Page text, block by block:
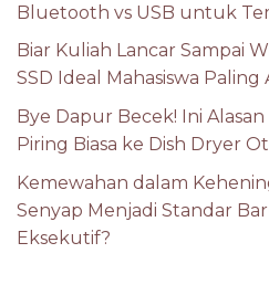
Bluetooth vs USB untuk
Biar Kuliah Lancar Sampai
SSD Ideal Mahasiswa Paling
Bye Dapur Becek! Ini
Piring Biasa ke Dish Dryer
Kemewahan dalam
Senyap Menjadi Standar
Eksekutif?